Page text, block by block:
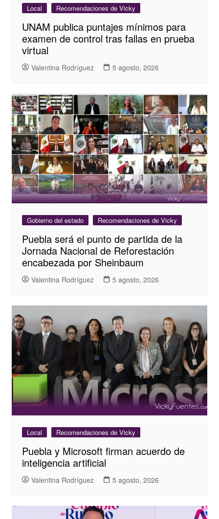
Local Recomendaciones de Vicky
UNAM publica puntajes mínimos para
examen de control tras fallas en prueba
virtual
Valentina Rodríguez 5 agosto, 2026
Gobierno del estado Recomendaciones de Vicky
Puebla será el punto de partida de la
Jornada Nacional de Reforestación
encabezada por Sheinbaum
Valentina Rodríguez 5 agosto, 2026
Local Recomendaciones de Vicky
Puebla y Microsoft firman acuerdo de
inteligencia artificial
Valentina Rodríguez 5 agosto, 2026